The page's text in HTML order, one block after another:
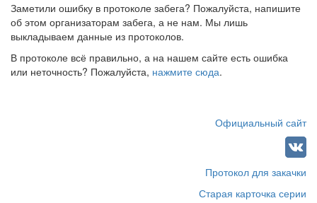
Заметили ошибку в протоколе забега? Пожалуйста, напишите
об этом организаторам забега, а не нам. Мы лишь
выкладываем данные из протоколов.
В протоколе всё правильно, а на нашем сайте есть ошибка
или неточность? Пожалуйста, нажмите сюда.
Официальный сайт
Протокол для закачки
Старая карточка серии